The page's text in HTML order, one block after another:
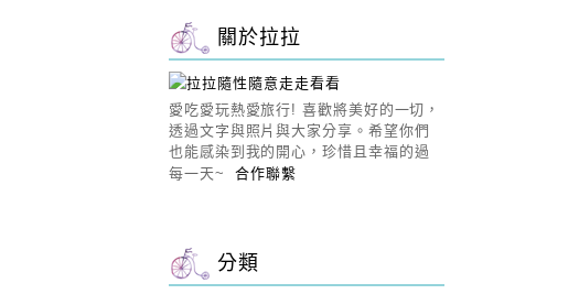
關於拉拉
愛吃愛玩熱愛旅行! 喜歡將美好的一切，
透過文字與照片與大家分享。希望你們
也能感染到我的開心，珍惜且幸福的過
每一天~合作聯繫
分類